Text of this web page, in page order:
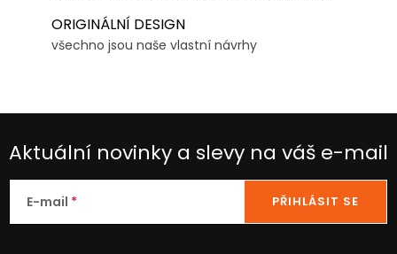
ORIGINÁLNÍ DESIGN
všechno jsou naše vlastní návrhy
Aktuální novinky a slevy na váš e-mail
E-mail PŘIHLÁSIT SE